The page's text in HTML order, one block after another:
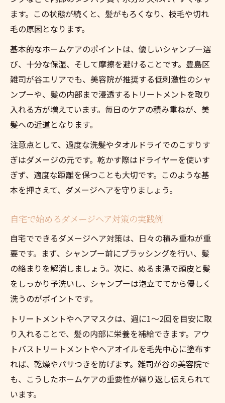
ます。この状態が続くと、髪がもろくなり、枝毛や切れ
毛の原因となります。
基本的なホームケアのポイントは、優しいシャンプー選
び、十分な保湿、そして摩擦を避けることです。豊島区
雑司が谷エリアでも、美容院が推奨する低刺激性のシャ
ンプーや、髪の内部まで浸透するトリートメントを取り
入れる方が増えています。毎日のケアの積み重ねが、美
髪への近道となります。
注意点として、過度な洗髪やタオルドライでのこすりす
ぎはダメージの元です。乾かす際はドライヤーを使いす
ぎず、適度な距離を保つことも大切です。このような基
本を押さえて、ダメージヘアを守りましょう。
自宅で始めるダメージヘア対策の実践例
自宅でできるダメージヘア対策は、日々の積み重ねが重
要です。まず、シャンプー前にブラッシングを行い、髪
の絡まりを解消しましょう。次に、ぬるま湯で頭皮と髪
をしっかり予洗いし、シャンプーは泡立ててから優しく
洗うのがポイントです。
トリートメントやヘアマスクは、週に1～2回を目安に取
り入れることで、髪の内部に栄養を補給できます。アウ
トバストリートメントやヘアオイルを毛先中心に塗布す
れば、乾燥やパサつきを防げます。雑司が谷の美容院で
も、こうしたホームケアの重要性が繰り返し伝えられて
います。